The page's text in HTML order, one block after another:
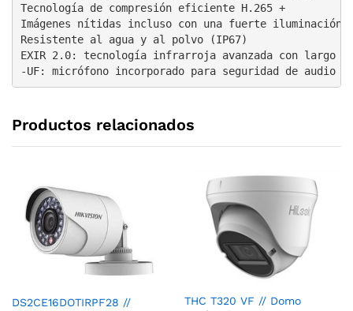
Tecnología de compresión eficiente H.265 +
Imágenes nítidas incluso con una fuerte iluminación
Resistente al agua y al polvo (IP67)
EXIR 2.0: tecnología infrarroja avanzada con largo
-UF: micrófono incorporado para seguridad de audio
Productos relacionados
DS2CE16DOTIRPF28 //
THC T320 VF // Domo